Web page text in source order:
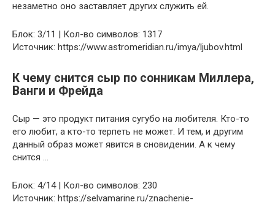
незаметно оно заставляет других служить ей.
Блок: 3/11 | Кол-во символов: 1317
Источник: https://www.astromeridian.ru/imya/ljubov.html
К чему снится сыр по сонникам Миллера,
Ванги и Фрейда
Сыр — это продукт питания сугубо на любителя. Кто-то
его любит, а кто-то терпеть не может. И тем, и другим
данный образ может явится в сновидении. А к чему
снится …
Блок: 4/14 | Кол-во символов: 230
Источник: https://selvamarine.ru/znachenie-